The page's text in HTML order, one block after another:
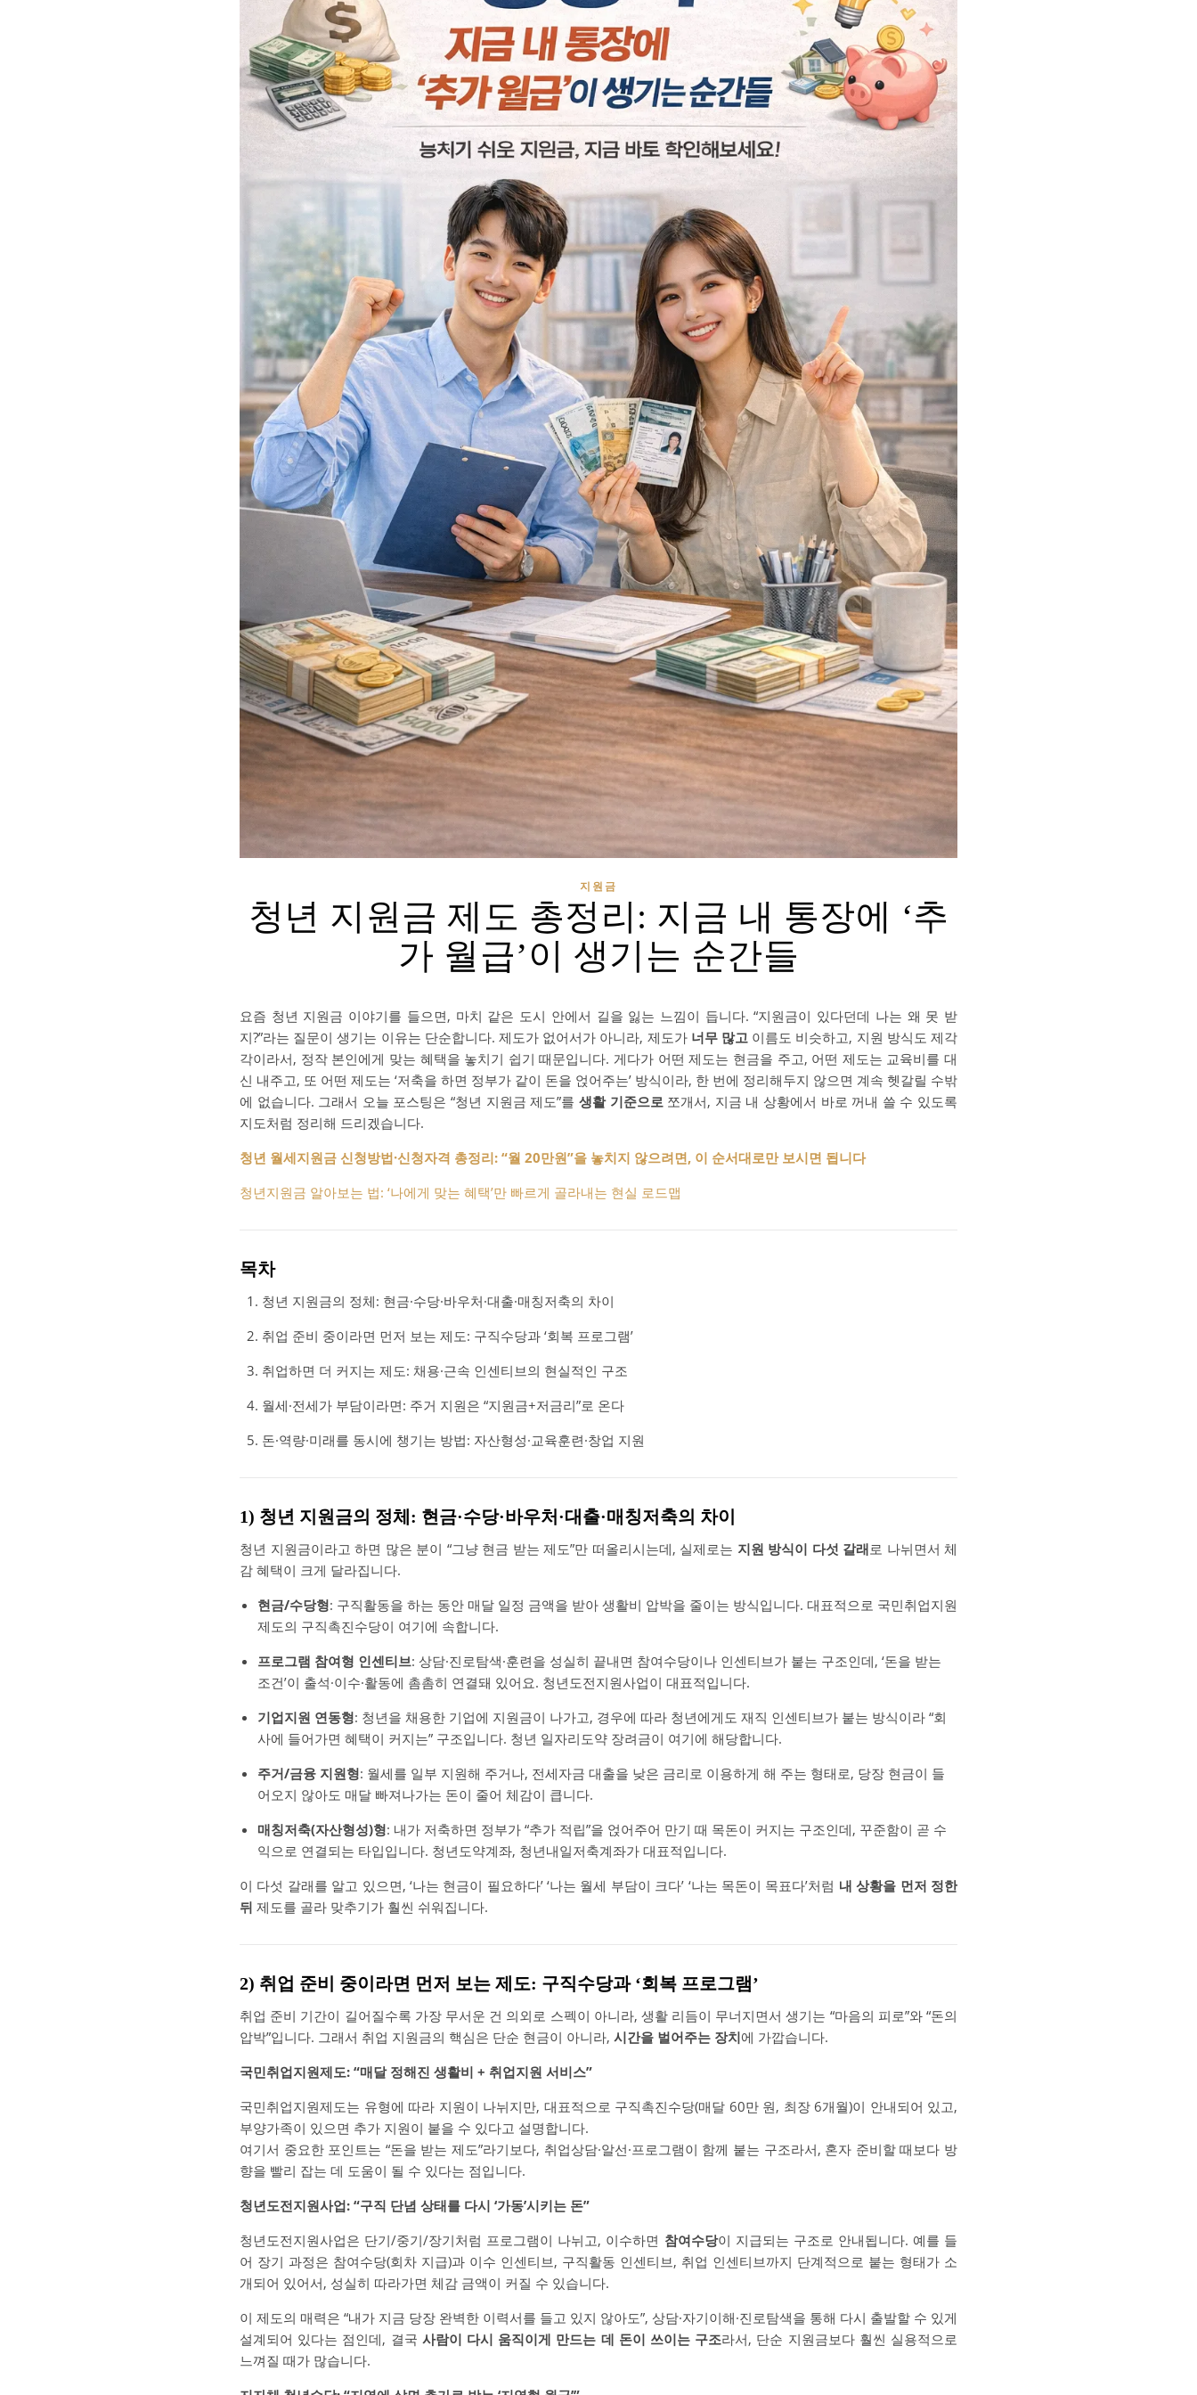
지원금
청년 지원금 제도 총정리: 지금 내 통장에 ‘추
가 월급’이 생기는 순간들
요즘 청년 지원금 이야기를 들으면, 마치 같은 도시 안에서 길을 잃는 느낌이 듭니다. “지원금이 있다던데 나는 왜 못 받
지?”라는 질문이 생기는 이유는 단순합니다. 제도가 없어서가 아니라, 제도가 너무 많고 이름도 비슷하고, 지원 방식도 제각
각이라서, 정작 본인에게 맞는 혜택을 놓치기 쉽기 때문입니다. 게다가 어떤 제도는 현금을 주고, 어떤 제도는 교육비를 대
신 내주고, 또 어떤 제도는 ‘저축을 하면 정부가 같이 돈을 얹어주는’ 방식이라, 한 번에 정리해두지 않으면 계속 헷갈릴 수밖
에 없습니다. 그래서 오늘 포스팅은 “청년 지원금 제도”를 생활 기준으로쪼개서, 지금 내 상황에서 바로 꺼내 쓸 수 있도록
지도처럼 정리해 드리겠습니다.
청년 월세지원금 신청방법·신청자격 총정리: “월 20만원”을 놓치지 않으려면, 이 순서대로만 보시면 됩니다
청년지원금 알아보는 법: ‘나에게 맞는 혜택’만 빠르게 골라내는 현실 로드맵
목차
청년 지원금의 정체: 현금·수당·바우처·대출·매칭저축의 차이
취업 준비 중이라면 먼저 보는 제도: 구직수당과 ‘회복 프로그램’
취업하면 더 커지는 제도: 채용·근속 인센티브의 현실적인 구조
월세·전세가 부담이라면: 주거 지원은 “지원금+저금리”로 온다
돈·역량·미래를 동시에 챙기는 방법: 자산형성·교육훈련·창업 지원
1) 청년 지원금의 정체: 현금·수당·바우처·대출·매칭저축의 차이
청년 지원금이라고 하면 많은 분이 “그냥 현금 받는 제도”만 떠올리시는데, 실제로는 지원 방식이 다섯 갈래로 나뉘면서 체
감 혜택이 크게 달라집니다.
현금/수당형: 구직활동을 하는 동안 매달 일정 금액을 받아 생활비 압박을 줄이는 방식입니다. 대표적으로 국민취업지원
제도의 구직촉진수당이 여기에 속합니다.
프로그램 참여형 인센티브: 상담·진로탐색·훈련을 성실히 끝내면 참여수당이나 인센티브가 붙는 구조인데, ‘돈을 받는
조건’이 출석·이수·활동에 촘촘히 연결돼 있어요. 청년도전지원사업이 대표적입니다.
기업지원 연동형: 청년을 채용한 기업에 지원금이 나가고, 경우에 따라 청년에게도 재직 인센티브가 붙는 방식이라 “회
사에 들어가면 혜택이 커지는” 구조입니다. 청년 일자리도약 장려금이 여기에 해당합니다.
주거/금융 지원형: 월세를 일부 지원해 주거나, 전세자금 대출을 낮은 금리로 이용하게 해 주는 형태로, 당장 현금이 들
어오지 않아도 매달 빠져나가는 돈이 줄어 체감이 큽니다.
매칭저축(자산형성)형: 내가 저축하면 정부가 “추가 적립”을 얹어주어 만기 때 목돈이 커지는 구조인데, 꾸준함이 곧 수
익으로 연결되는 타입입니다. 청년도약계좌, 청년내일저축계좌가 대표적입니다.
이 다섯 갈래를 알고 있으면, ‘나는 현금이 필요하다’ ‘나는 월세 부담이 크다’ ‘나는 목돈이 목표다’처럼 내 상황을 먼저 정한
뒤 제도를 골라 맞추기가 훨씬 쉬워집니다.
2) 취업 준비 중이라면 먼저 보는 제도: 구직수당과 ‘회복 프로그램’
취업 준비 기간이 길어질수록 가장 무서운 건 의외로 스펙이 아니라, 생활 리듬이 무너지면서 생기는 “마음의 피로”와 “돈의
압박”입니다. 그래서 취업 지원금의 핵심은 단순 현금이 아니라, 시간을 벌어주는 장치에 가깝습니다.
국민취업지원제도: “매달 정해진 생활비 + 취업지원 서비스”
국민취업지원제도는 유형에 따라 지원이 나뉘지만, 대표적으로 구직촉진수당(매달 60만 원, 최장 6개월)이 안내되어 있고,
부양가족이 있으면 추가 지원이 붙을 수 있다고 설명합니다.
여기서 중요한 포인트는 “돈을 받는 제도”라기보다, 취업상담·알선·프로그램이 함께 붙는 구조라서, 혼자 준비할 때보다 방
향을 빨리 잡는 데 도움이 될 수 있다는 점입니다.
청년도전지원사업: “구직 단념 상태를 다시 ‘가동’시키는 돈”
청년도전지원사업은 단기/중기/장기처럼 프로그램이 나뉘고, 이수하면 참여수당이 지급되는 구조로 안내됩니다. 예를 들
어 장기 과정은 참여수당(회차 지급)과 이수 인센티브, 구직활동 인센티브, 취업 인센티브까지 단계적으로 붙는 형태가 소
개되어 있어서, 성실히 따라가면 체감 금액이 커질 수 있습니다.
이 제도의 매력은 “내가 지금 당장 완벽한 이력서를 들고 있지 않아도”, 상담·자기이해·진로탐색을 통해 다시 출발할 수 있게
설계되어 있다는 점인데, 결국 사람이 다시 움직이게 만드는 데 돈이 쓰이는 구조라서, 단순 지원금보다 훨씬 실용적으로
느껴질 때가 많습니다.